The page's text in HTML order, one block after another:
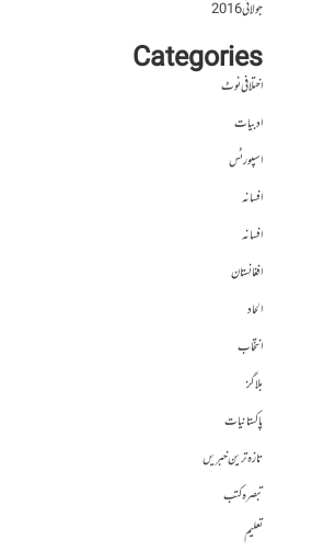
جولائی 2016
Categories
اختلافی نوٹ
ادبیات
اسپورٹس
افسانہ
افسانہ
افغانستان
الحاد
انتخاب
بلاگز
پاکستانیات
تازہ ترین خبریں
تبصرہ کتب
تعلیم